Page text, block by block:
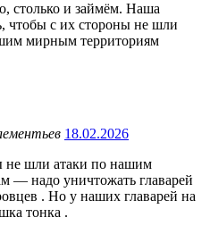
столько и займём. Наша
чтобы с их стороны не шли
мирным территориям
18.02.2026
не шли атаки по нашим
— надо уничтожать главарей
. Но у наших главарей на
тонка .